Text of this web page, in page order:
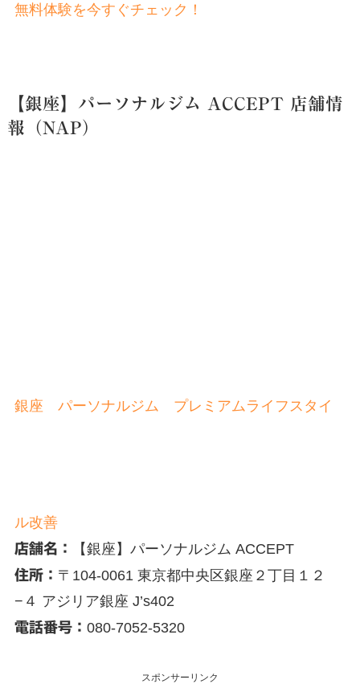
無料体験を今すぐチェック！
【銀座】パーソナルジム ACCEPT 店舗情
報（NAP）
銀座 パーソナルジム プレミアムライフスタイ
ル改善
店舗名： 【銀座】パーソナルジム ACCEPT
住所： 〒104-0061 東京都中央区銀座２丁目１２
−４ アジリア銀座 J’s402
電話番号： 080-7052-5320
スポンサーリンク